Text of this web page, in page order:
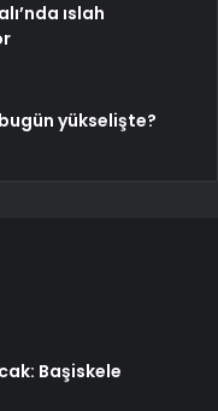
ıslah
yükselişte?
Başiskele